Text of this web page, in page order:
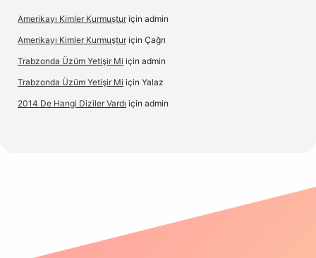
Amerikayı Kimler Kurmuştur için admin
Amerikayı Kimler Kurmuştur için Çağrı
Trabzonda Üzüm Yetişir Mi için admin
Trabzonda Üzüm Yetişir Mi için Yalaz
2014 De Hangi Diziler Vardı için admin